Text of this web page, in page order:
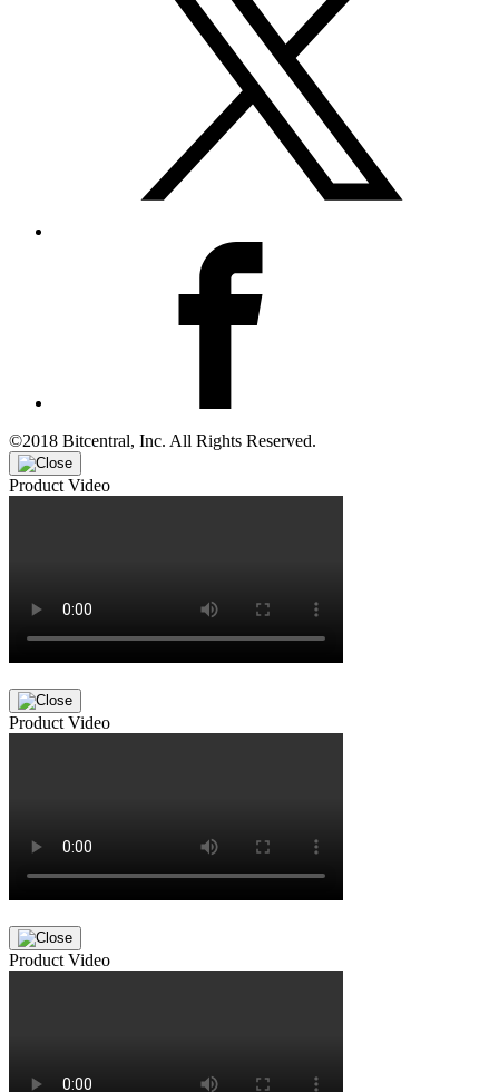
©2018 Bitcentral, Inc. All Rights Reserved.
Product Video
Product Video
Product Video